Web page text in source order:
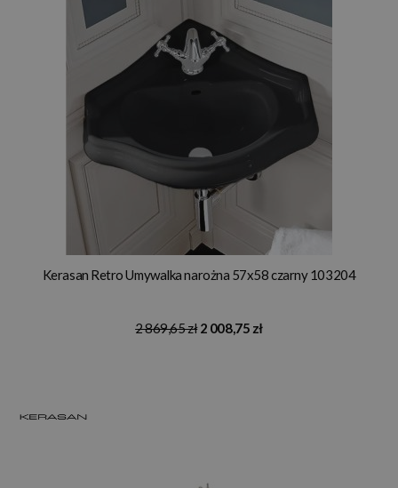
Kerasan Retro Umywalka narożna 57x58 czarny 103204
2 869,65 zł 2 008,75 zł